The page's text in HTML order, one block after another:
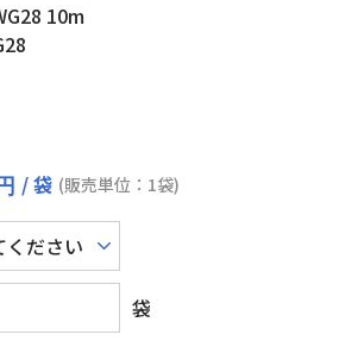
10m
/ 袋 (販売単位：1袋)
袋